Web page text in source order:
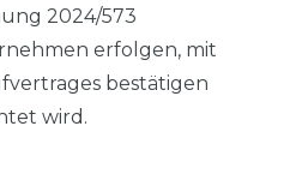
2024/573
erfolgen, mit
bestätigen
wird.